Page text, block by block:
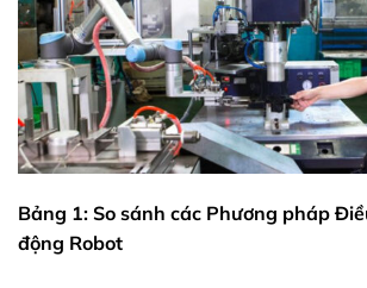
Bảng 1: So sánh các Phương pháp
động Robot